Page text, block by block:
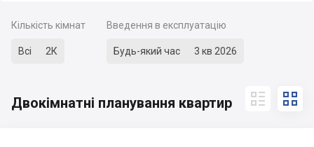
Кількість кімнат
Всі 2К
Введення в експлуатацію
Будь-який час 3 кв 2026
Двокімнатні планування квартир  